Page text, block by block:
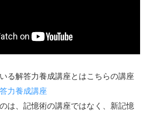
る解答力養成講座とはこちらの講座
力養成講座
は、記憶術の講座ではなく、新記憶